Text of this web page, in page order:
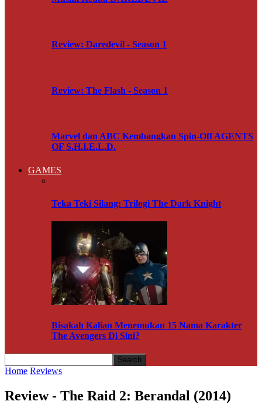
Review: Daredevil - Season 1
Review: The Flash - Season 1
Marvel dan ABC Kembangkan Spin-Off AGENTS
OF S.H.I.E.L.D.
GAMES
Teka Teki Silang: Trilogi The Dark Knight
Bisakah Kalian Menemukan 15 Nama Karakter
The Avengers Di Sini?
Home Reviews
Review - The Raid 2: Berandal (2014)